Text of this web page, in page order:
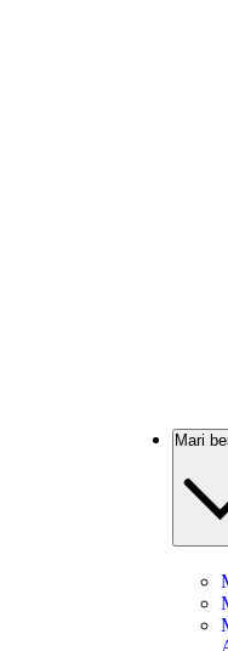
Mari